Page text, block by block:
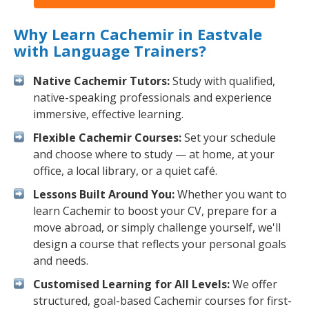
Why Learn Cachemir in Eastvale
with Language Trainers?
Native Cachemir Tutors:Study with qualified,
native-speaking professionals and experience
immersive, effective learning.
Flexible Cachemir Courses:Set your schedule
and choose where to study — at home, at your
office, a local library, or a quiet café.
Lessons Built Around You:Whether you want to
learn Cachemir to boost your CV, prepare for a
move abroad, or simply challenge yourself, we'll
design a course that reflects your personal goals
and needs.
Customised Learning for All Levels:We offer
structured, goal-based Cachemir courses for first-